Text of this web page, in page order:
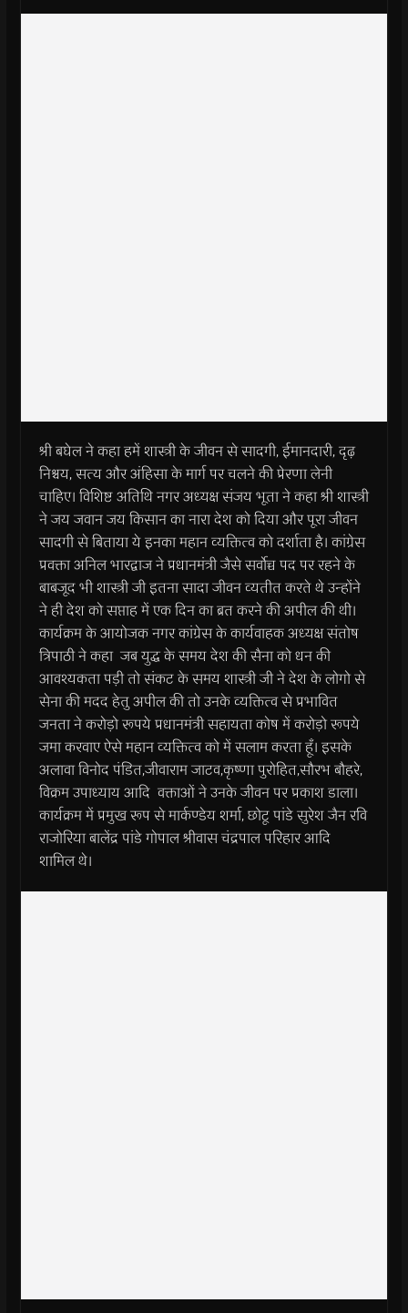
श्री बघेल ने कहा हमें शास्त्री के जीवन से सादगी, ईमानदारी, दृढ़
निश्चय, सत्य और अंहिसा के मार्ग पर चलने की प्रेरणा लेनी
चाहिए। विशिष्ट अतिथि नगर अध्यक्ष संजय भूता ने कहा श्री शास्त्री
ने जय जवान जय किसान का नारा देश को दिया और पूरा जीवन
सादगी से बिताया ये इनका महान व्यक्तित्व को दर्शाता है। कांग्रेस
प्रवक्ता अनिल भारद्वाज ने प्रधानमंत्री जैसे सर्वोच्च पद पर रहने के
बाबजूद भी शास्त्री जी इतना सादा जीवन व्यतीत करते थे उन्होंने
ने ही देश को सप्ताह में एक दिन का ब्रत करने की अपील की थी।
कार्यक्रम के आयोजक नगर कांग्रेस के कार्यवाहक अध्यक्ष संतोष
त्रिपाठी ने कहा जब युद्ध के समय देश की सैना को धन की
आवश्यकता पड़ी तो संकट के समय शास्त्री जी ने देश के लोगो से
सेना की मदद हेतु अपील की तो उनके व्यक्तित्व से प्रभावित
जनता ने करोड़ो रूपये प्रधानमंत्री सहायता कोष में करोड़ो रूपये
जमा करवाए ऐसे महान व्यक्तित्व को में सलाम करता हूँ। इसके
अलावा विनोद पंडित,जीवाराम जाटव,कृष्णा पुरोहित,सौरभ बौहरे,
विक्रम उपाध्याय आदि वक्ताओं ने उनके जीवन पर प्रकाश डाला।
कार्यक्रम में प्रमुख रूप से मार्कण्डेय शर्मा, छोटू पांडे सुरेश जैन रवि
राजोरिया बालेंद्र पांडे गोपाल श्रीवास चंद्रपाल परिहार आदि
शामिल थे।